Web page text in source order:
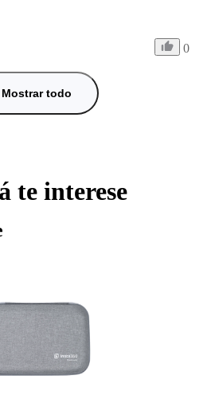
0
Mostrar todo
te interese